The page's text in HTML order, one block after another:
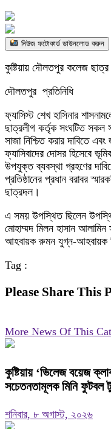
নিউজ ফটোকার্ড ডাউনলোড করুন
কুষ্টিয়ায় দৌলতপুর কলেজ ছাত্র
দৌলতপুর প্রতিনিধি
ফ্যাসিস্ট শেখ হাসিনার
ছাত্রলীগ কর্তৃক সংঘটিত সকল
সাজা নিশ্চিত করার দাবিতে
ফ্যাসিবাদের দোসর হিসেবে
উপযুক্ত ব্যবস্থা গ্রহণের
প্রতিষ্ঠানের প্রধান বরাবর
ছাত্রদল।
এ সময় উপস্থিত ছিলেন
মোহাম্মদ মিলন হাসান
আহবায়ক রুমন যুগ্ন-আহবায়ক
Tag :
Please Share This
More News Of This
কুষ্টিয়ায় ‘ভিলেজ বয়েজ
সচেতনতামূলক মিনি ফুটবল
শনিবার, ৮ অগাস্ট, ২০২৬